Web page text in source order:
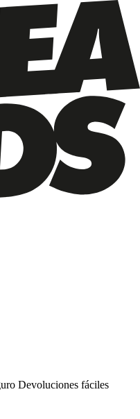
Devoluciones fáciles